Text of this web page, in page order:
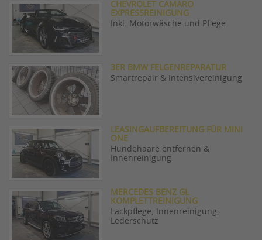
CHEVROLET CAMARO
EXPRESSREINIGUNG
Inkl. Motorwäsche und Pflege
3ER BMW FELGENREPARATUR
Smartrepair & Intensivereinigung
LEASINGAUFBEREITUNG FÜR MINI
ONE
Hundehaare entfernen &
Innenreinigung
MERCEDES BENZ GL
KOMPLETTREINIGUNG
Lackpflege, Innenreinigung,
Lederschutz